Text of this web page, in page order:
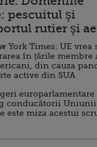
pescuitul şi
rutier şi
York Times: UE vrea
în țările membre
din cauza
active din SUA
europarlamentare
conducătorii Uniunii
este miza acestui